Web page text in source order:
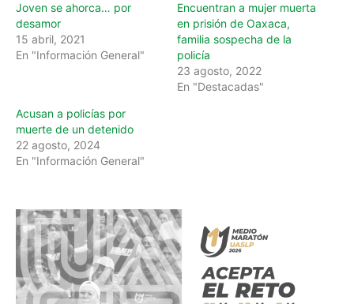
Joven se ahorca… por
desamor
15 abril, 2021
En "Información General"
Encuentran a mujer muerta
en prisión de Oaxaca,
familia sospecha de la
policía
23 agosto, 2022
En "Destacadas"
Acusan a policías por
muerte de un detenido
22 agosto, 2024
En "Información General"